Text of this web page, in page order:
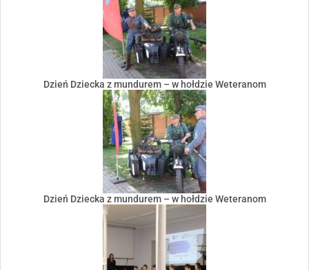
Dzień Dziecka z mundurem – w hołdzie Weteranom
Dzień Dziecka z mundurem – w hołdzie Weteranom